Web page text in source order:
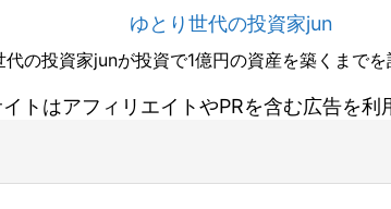
ゆとり世代の投資家jun
代の投資家junが投資で1億円の資産を築くまでを
トはアフィリエイトやPRを含む広告を利